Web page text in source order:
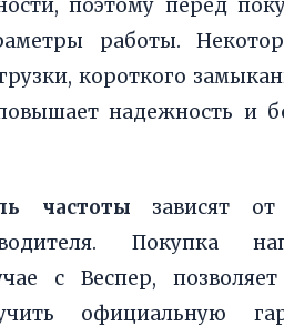
поэтому перед
работы.
короткого
надежность и
частоты зависят
Покупка
с Веспер,
официальную